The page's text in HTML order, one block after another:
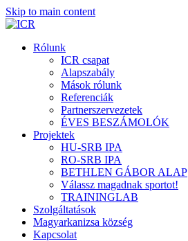
Skip to main content
Rólunk
ICR csapat
Alapszabály
Mások rólunk
Referenciák
Partnerszervezetek
ÉVES BESZÁMOLÓK
Projektek
HU-SRB IPA
RO-SRB IPA
BETHLEN GÁBOR ALAP
Válassz magadnak sportot!
TRAININGLAB
Szolgáltatások
Magyarkanizsa község
Kapcsolat